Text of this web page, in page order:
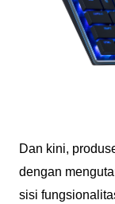
Dan kini,
dengan
sisi